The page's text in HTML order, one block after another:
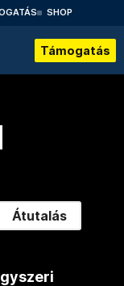
SHOP
Támogatás
Átutalás